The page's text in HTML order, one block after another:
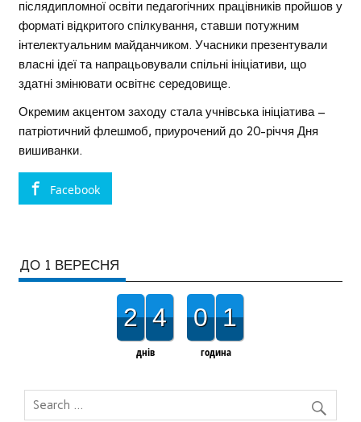
післядипломної освіти педагогічних працівників пройшов у
форматі відкритого спілкування, ставши потужним
інтелектуальним майданчиком. Учасники презентували
власні ідеї та напрацьовували спільні ініціативи, що
здатні змінювати освітнє середовище.
Окремим акцентом заходу стала учнівська ініціатива –
патріотичний флешмоб, приурочений до 20-річчя Дня
вишиванки.
Facebook
ДО 1 ВЕРЕСНЯ
2 4
днів
0 1
година